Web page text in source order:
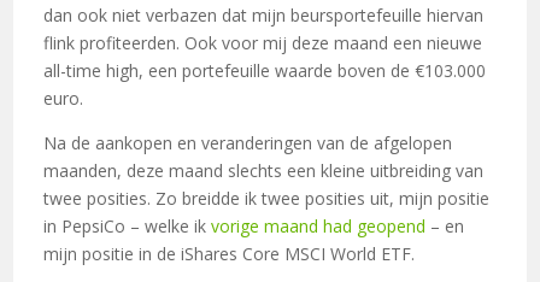
dan ook niet verbazen dat mijn beursportefeuille hiervan
flink profiteerden. Ook voor mij deze maand een nieuwe
all-time high, een portefeuille waarde boven de €103.000
euro.
Na de aankopen en veranderingen van de afgelopen
maanden, deze maand slechts een kleine uitbreiding van
twee posities. Zo breidde ik twee posities uit, mijn positie
in PepsiCo – welke ikvorige maand had geopend – en
mijn positie in de iShares Core MSCI World ETF.